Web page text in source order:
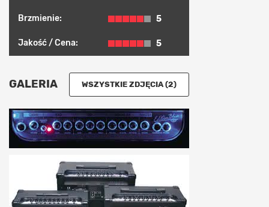
Brzmienie: 5
Jakość / Cena: 5
GALERIA WSZYSTKIE ZDJĘCIA (2)